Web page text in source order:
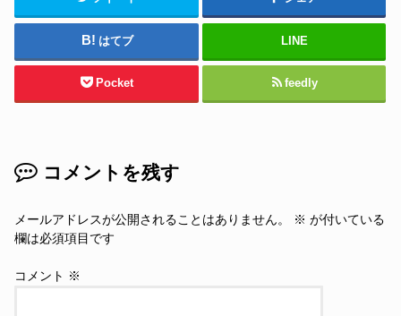
はてブ LINE
Pocket feedly
コメントを残す
メールアドレスが公開されることはありません。 ※ が付いている
欄は必須項目です
コメント ※